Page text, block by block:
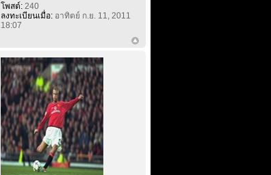
โพสต์:240
ลงทะเบียนเมื่อ:อาทิตย์ ก.ย. 11, 2011
18:07